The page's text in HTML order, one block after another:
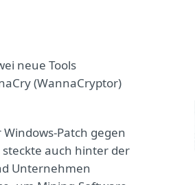
neue Tools
(WannaCryptor)
Patch gegen
steckte auch hinter der
Unternehmen